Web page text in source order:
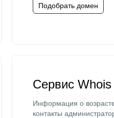
Подобрать домен
Сервис Whois
Информация о
контакты